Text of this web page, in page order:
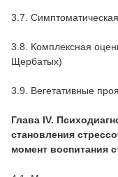
3.7.
3.8. Комплексная
Щербатых)
3.9. Вегетативные
Глава IV.
становления
момент воспитания